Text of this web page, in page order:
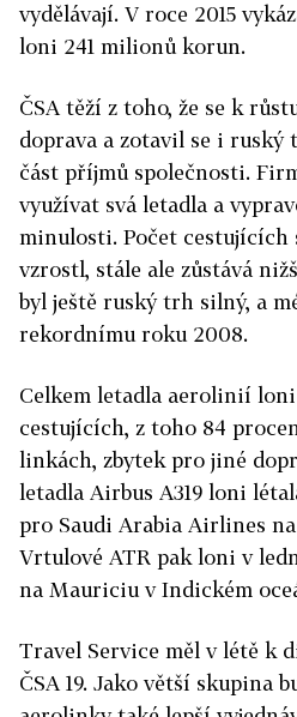
vydělávají. V roce 2015
loni 241 milionů korun.
ČSA těží z toho, že se k
doprava a zotavil se i
část příjmů společnosti.
využívat svá letadla a
minulosti. Počet cestujících
vzrostl, stále ale zůstává
byl ještě ruský trh silný, a
rekordnímu roku 2008.
Celkem letadla aerolinií
cestujících, z toho 84
linkách, zbytek pro jiné
letadla Airbus A319 loni
pro Saudi Arabia Airlines
Vrtulové ATR pak loni v
na Mauriciu v Indickém
Travel Service měl v létě k
ČSA 19. Jako větší skupina